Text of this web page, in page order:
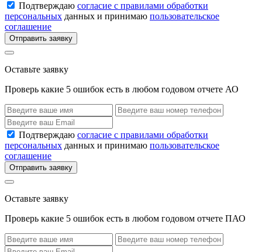
Подтверждаю согласие с правилами обработки
персональных данных и принимаю пользовательское
соглашение
Отправить заявку
Оставьте заявку
Проверь какие 5 ошибок есть в любом годовом отчете АО
Подтверждаю согласие с правилами обработки
персональных данных и принимаю пользовательское
соглашение
Отправить заявку
Оставьте заявку
Проверь какие 5 ошибок есть в любом годовом отчете ПАО